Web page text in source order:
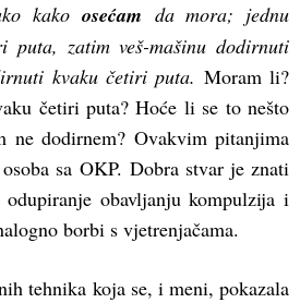
kako osećam da mora; jednu
puta, zatim veš-mašinu dodirnuti
kvaku četiri puta. Moram li?
četiri puta? Hoće li se to nešto
ne dodirnem? Ovakvim pitanjima
sa OKP. Dobra stvar je znati
obavljanju kompulzija i
borbi s vjetrenjačama.
tehnika koja se, i meni, pokazala